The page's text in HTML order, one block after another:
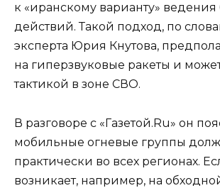
к «иранскому варианту» ведения
действий. Такой подход, по
эксперта Юрия Кнутова,
на гиперзвуковые ракеты и
тактикой в зоне СВО.
В разговоре с «Газетой.Ru» он
мобильные огневые группы
практически во всех регионах.
возникает, например, на